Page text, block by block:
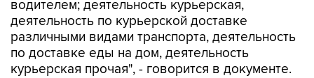
водителем; деятельность курьерская,
деятельность по курьерской доставке
различными видами транспорта, деятельность
по доставке еды на дом, деятельность
курьерская прочая", - говорится в документе.